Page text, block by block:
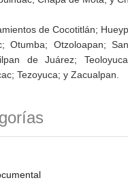
de Cocotitlán;
Otumba; Otzoloapan;
de Juárez;
Tezoyuca; y Zacualpan.